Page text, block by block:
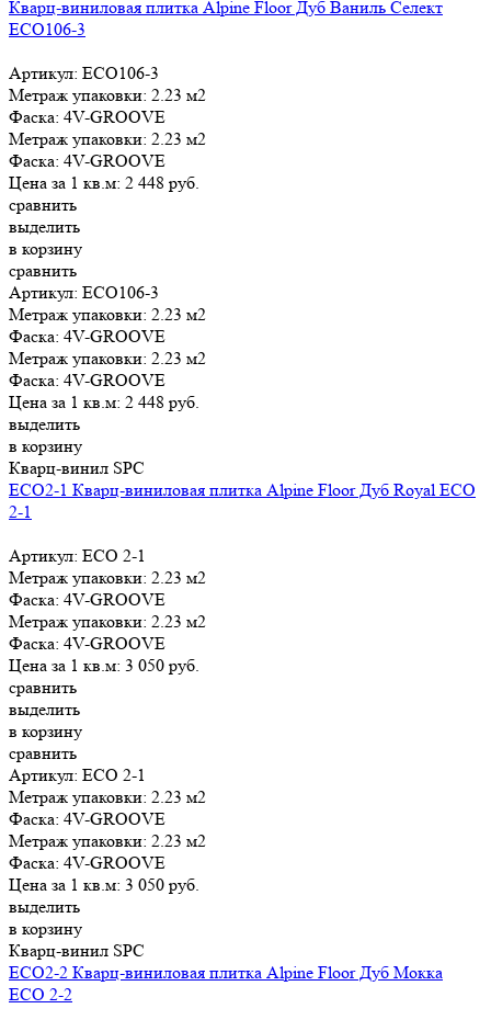
Кварц-виниловая плитка Alpine Floor Дуб Ваниль Селект
ЕСО106-3
Артикул: ЕСО106-3
Метраж упаковки: 2.23 м2
Фаска: 4V-GROOVE
Метраж упаковки: 2.23 м2
Фаска: 4V-GROOVE
Цена за 1 кв.м: 2 448 руб.
сравнить
выделить
в корзину
сравнить
Артикул: ЕСО106-3
Метраж упаковки: 2.23 м2
Фаска: 4V-GROOVE
Метраж упаковки: 2.23 м2
Фаска: 4V-GROOVE
Цена за 1 кв.м: 2 448 руб.
выделить
в корзину
Кварц-винил SPC
ECO2-1 Кварц-виниловая плитка Alpine Floor Дуб Royal ECO
2-1
Артикул: ECO 2-1
Метраж упаковки: 2.23 м2
Фаска: 4V-GROOVE
Метраж упаковки: 2.23 м2
Фаска: 4V-GROOVE
Цена за 1 кв.м: 3 050 руб.
сравнить
выделить
в корзину
сравнить
Артикул: ECO 2-1
Метраж упаковки: 2.23 м2
Фаска: 4V-GROOVE
Метраж упаковки: 2.23 м2
Фаска: 4V-GROOVE
Цена за 1 кв.м: 3 050 руб.
выделить
в корзину
Кварц-винил SPC
ECO2-2 Кварц-виниловая плитка Alpine Floor Дуб Мокка
ECO 2-2